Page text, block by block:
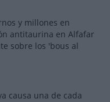
y millones en
antitaurina en Alfafar
sobre los 'bous al
causa una de cada